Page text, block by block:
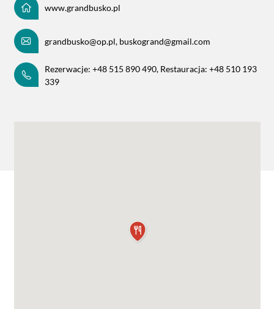
www.grandbusko.pl
grandbusko@op.pl, buskogrand@gmail.com
Rezerwacje: +48 515 890 490, Restauracja: +48 510 193
339